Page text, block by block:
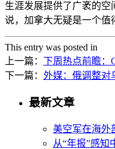
生涯发展提供了广袤的
说，加拿大无疑是一个值
This entry was posted in
上一篇： 下周热点前瞻：
下一篇： 外媒：俄调整对
最新文章
美空军在海外
从“年报”感知